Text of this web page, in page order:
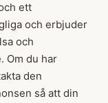
ett
och erbjuder
och
Om du har
den
så att din